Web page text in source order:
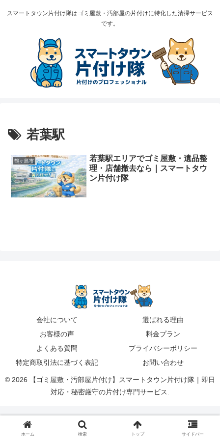
スマートタウン片付け隊はゴミ屋敷・汚部屋の片付けに特化した清掃サービス
です。
若葉駅
鶴ヶ島市
若葉駅エリアでゴミ屋敷・遺品整
理・店舗撤去なら｜スマートタウ
ン片付け隊
会社について
選ばれる理由
お客様の声
料金プラン
よくある質問
プライバシーポリシー
特定商取引法に基づく表記
お問い合わせ
© 2026 【ゴミ屋敷・汚部屋片付け】スマートタウン片付け隊｜即日
対応・秘密厳守の片付け専門サービス.
ホーム 検索 トップ サイドバー